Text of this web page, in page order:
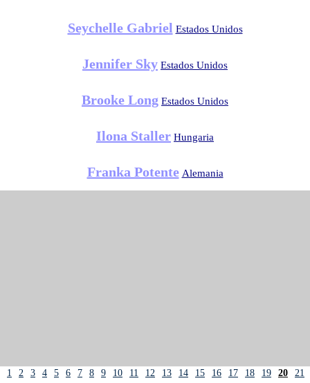
Seychelle Gabriel Estados Unidos
Jennifer Sky Estados Unidos
Brooke Long Estados Unidos
Ilona Staller Hungaria
Franka Potente Alemania
1 2 3 4 5 6 7 8 9 10 11 12 13 14 15 16 17 18 19 20
21